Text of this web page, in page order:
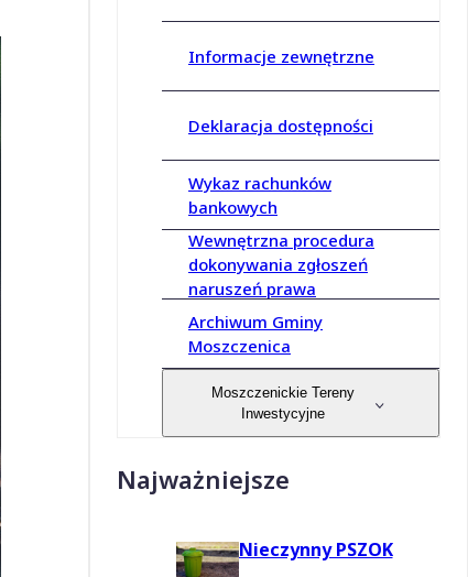
Informacje zewnętrzne
Deklaracja dostępności
Wykaz rachunków
bankowych
Wewnętrzna procedura
dokonywania zgłoszeń
naruszeń prawa
Archiwum Gminy
Moszczenica
Moszczenickie Tereny
Inwestycyjne
Najważniejsze
Nieczynny PSZOK